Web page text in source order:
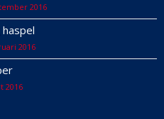
2016
haspel
2016
2016